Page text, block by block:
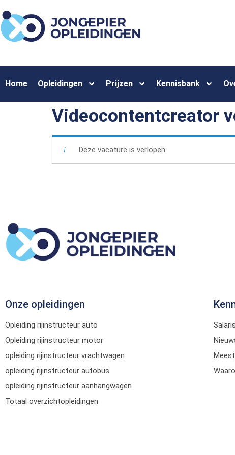
Home Opleidingen Prijzen Kennisbank
Videocontentcreator
Deze vacature is verlopen.
Onze opleidingen
Opleiding rijinstructeur auto
Opleiding rijinstructeur motor
opleiding rijinstructeur vrachtwagen
opleiding rijinstructeur autobus
opleiding rijinstructeur aanhangwagen
Totaal overzichtopleidingen